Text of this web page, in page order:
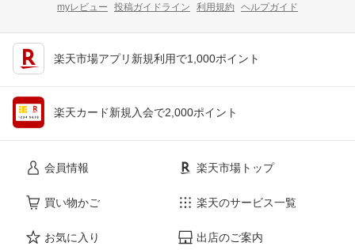
myレビュー 投稿ガイドライン 利用規約 ヘルプガイド
楽天市場アプリ新規利用で1,000ポイント
楽天カード新規入会で2,000ポイント
会員情報
買い物かご
お気に入り
楽天市場トップ
楽天のサービス一覧
出店のご案内